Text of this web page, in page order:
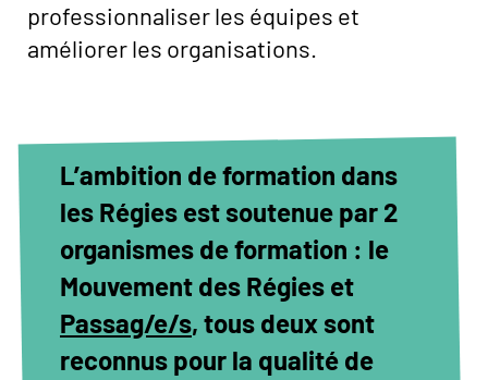
professionnaliser les équipes et
améliorer les organisations.
L’ambition de formation dans
les Régies est soutenue par 2
organismes de formation : le
Mouvement des Régies et
Passag/e/s, tous deux sont
reconnus pour la qualité de